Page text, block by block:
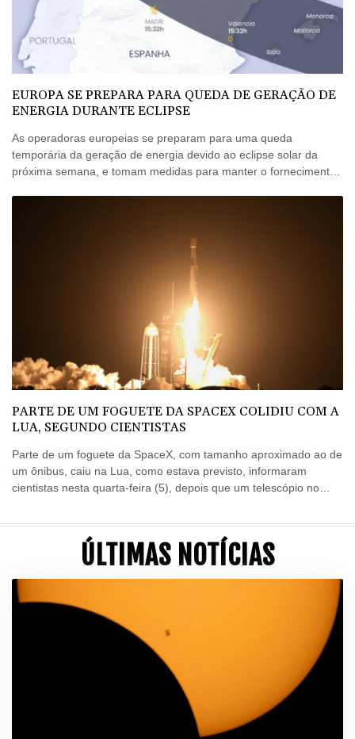
EUROPA SE PREPARA PARA QUEDA DE GERAÇÃO DE
ENERGIA DURANTE ECLIPSE
As operadoras europeias se preparam para uma queda
temporária da geração de energia devido ao eclipse solar da
próxima semana, e tomam medidas para manter o fornecimento,
PARTE DE UM FOGUETE DA SPACEX COLIDIU COM A
LUA, SEGUNDO CIENTISTAS
Parte de um foguete da SpaceX, com tamanho aproximado ao de
um ônibus, caiu na Lua, como estava previsto, informaram
cientistas nesta quarta-feira (5), depois que um telescópio no
ÚLTIMAS NOTÍCIAS